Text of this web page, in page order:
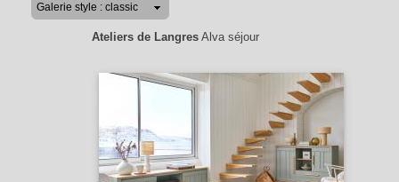
Ateliers de LangresAlva séjour